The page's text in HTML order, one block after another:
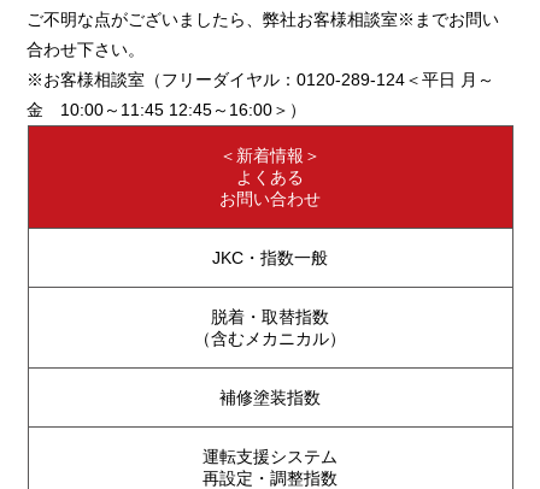
ご不明な点がございましたら、弊社お客様相談室※までお問い
合わせ下さい。
※お客様相談室（フリーダイヤル：0120-289-124＜平日 月～
金 10:00～11:45 12:45～16:00＞）
＜新着情報＞
よくある
お問い合わせ
JKC・指数一般
脱着・取替指数
（含むメカニカル）
補修塗装指数
運転支援システム
再設定・調整指数